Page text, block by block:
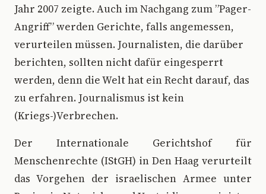
Jahr 2007 zeigte. Auch im Nachgang zum ”Pager-
Angriff” werden Gerichte, falls angemessen,
verurteilen müssen. Journalisten, die darüber
berichten, sollten nicht dafür eingesperrt
werden, denn die Welt hat ein Recht darauf, das
zu erfahren. Journalismus ist kein
(Kriegs-)Verbrechen.
Der Internationale Gerichtshof für
Menschenrechte (IStGH) in Den Haag verurteilt
das Vorgehen der israelischen Armee unter